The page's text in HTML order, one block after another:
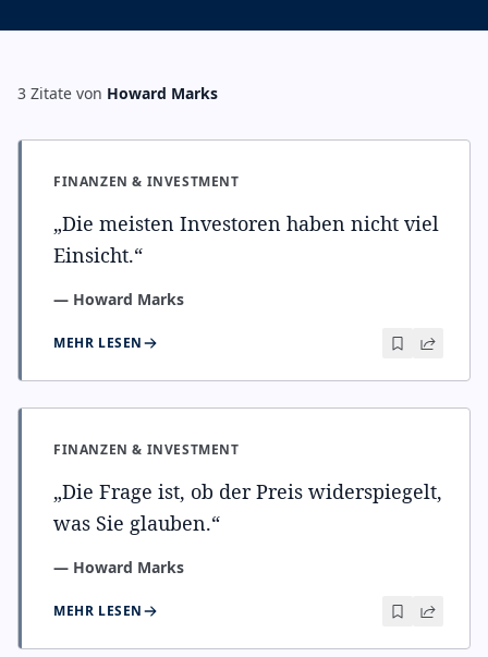
3 Zitate von Howard Marks
FINANZEN & INVESTMENT
„Die meisten Investoren haben nicht viel
Einsicht.“
— Howard Marks
MEHR LESEN
FINANZEN & INVESTMENT
„Die Frage ist, ob der Preis widerspiegelt,
was Sie glauben.“
— Howard Marks
MEHR LESEN